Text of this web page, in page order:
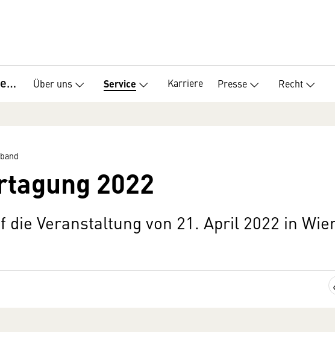
Schienenbahnen, Fachverband Über uns Service Karriere Presse Recht
2022
die Veranstaltung von 21. April 2022 in